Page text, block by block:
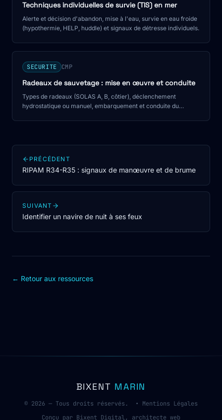
Techniques individuelles de survie (TIS) en mer
Alerte et décision d'abandon, mise à l'eau, survie en eau froide
(hypothermie, HELP, huddle) et signaux de détresse individuels.
SECURITE CMP
Radeaux de sauvetage : mise en œuvre et conduite
Types de radeaux (SOLAS A, B, côtier), déclenchement
hydrostatique ou manuel, embarquement et conduite du
PRÉCÉDENT
RIPAM R34-R35 : signaux de manœuvre et de brume
SUIVANT
Identifier un navire de nuit à ses feux
← Retour aux ressources
BIXENT MARIN
© 2026 — Tous droits réservés. • Mentions Légales
Conçu par Bixent Digital, architecte web